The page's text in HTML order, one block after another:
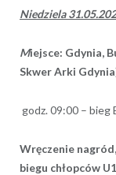
Niedziela
Miejsce: Gdynia,
Skwer Arki
godz. 09:00 – bieg
Wręczenie
biegu chłopców